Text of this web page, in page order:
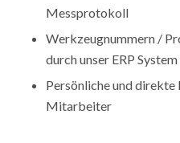
Messprotokoll
Werkzeugnummern /
durch unser ERP System
Persönliche und direkte
Mitarbeiter